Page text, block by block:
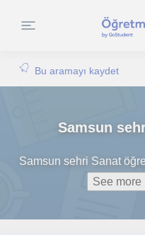
Bu aramayı kaydet
Samsun
Samsun sehri Sanat
See more